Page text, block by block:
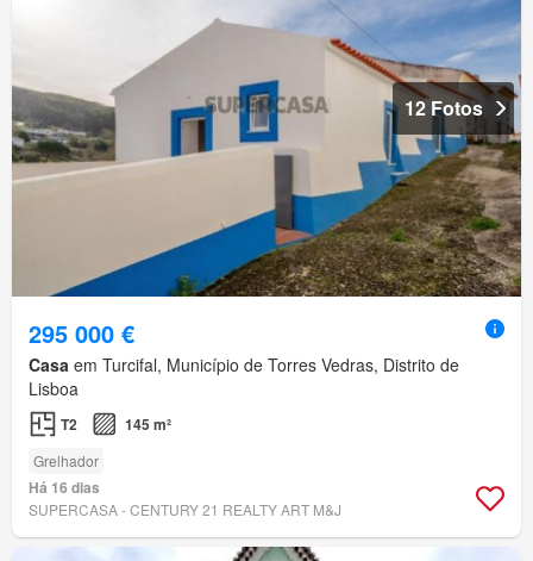
12 Fotos
295 000 €
Casa em Turcifal, Município de Torres Vedras, Distrito de
Lisboa
T2 145 m²
Grelhador
Há 16 dias
SUPERCASA - CENTURY 21 REALTY ART M&J